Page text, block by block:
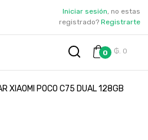
Iniciar sesión, no estas
registrado? Registrarte
0 ₲. 0
XIAOMI POCO C75 DUAL 128GB